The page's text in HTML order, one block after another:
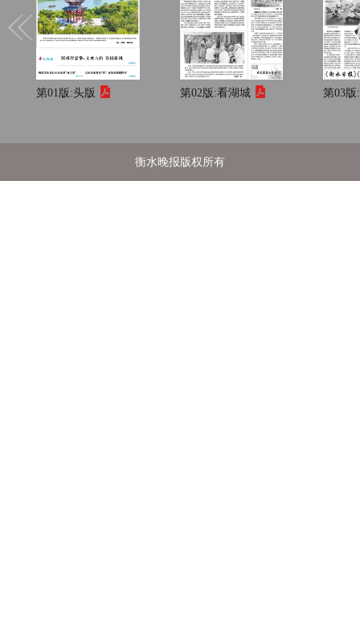
第01版:头版 第02版:看湖城 第03版:
衡水晚报版权所有